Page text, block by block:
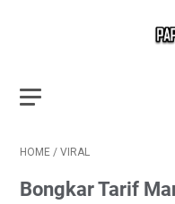
HOME / VIRAL
Bongkar Tarif